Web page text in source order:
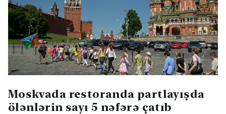
Moskvada restoranda partlayışda
ölənlərin sayı 5 nəfərə çatıb